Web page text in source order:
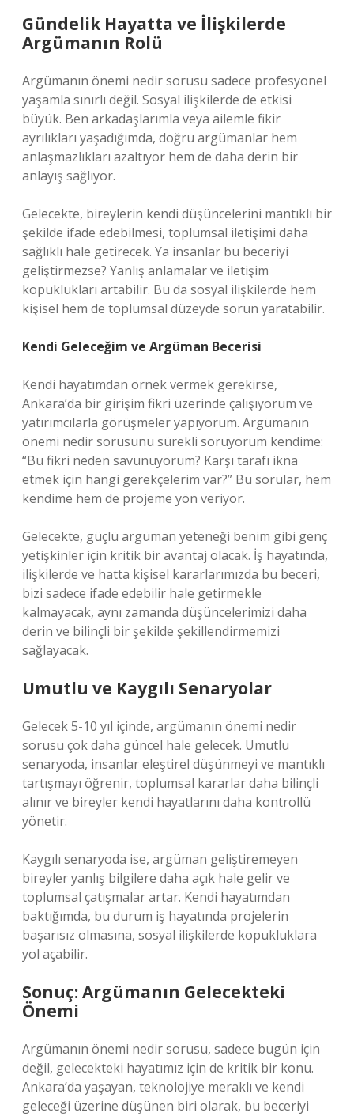
Gündelik Hayatta ve İlişkilerde
Argümanın Rolü
Argümanın önemi nedir sorusu sadece profesyonel
yaşamla sınırlı değil. Sosyal ilişkilerde de etkisi
büyük. Ben arkadaşlarımla veya ailemle fikir
ayrılıkları yaşadığımda, doğru argümanlar hem
anlaşmazlıkları azaltıyor hem de daha derin bir
anlayış sağlıyor.
Gelecekte, bireylerin kendi düşüncelerini mantıklı bir
şekilde ifade edebilmesi, toplumsal iletişimi daha
sağlıklı hale getirecek. Ya insanlar bu beceriyi
geliştirmezse? Yanlış anlamalar ve iletişim
kopuklukları artabilir. Bu da sosyal ilişkilerde hem
kişisel hem de toplumsal düzeyde sorun yaratabilir.
Kendi Geleceğim ve Argüman Becerisi
Kendi hayatımdan örnek vermek gerekirse,
Ankara’da bir girişim fikri üzerinde çalışıyorum ve
yatırımcılarla görüşmeler yapıyorum. Argümanın
önemi nedir sorusunu sürekli soruyorum kendime:
“Bu fikri neden savunuyorum? Karşı tarafı ikna
etmek için hangi gerekçelerim var?” Bu sorular, hem
kendime hem de projeme yön veriyor.
Gelecekte, güçlü argüman yeteneği benim gibi genç
yetişkinler için kritik bir avantaj olacak. İş hayatında,
ilişkilerde ve hatta kişisel kararlarımızda bu beceri,
bizi sadece ifade edebilir hale getirmekle
kalmayacak, aynı zamanda düşüncelerimizi daha
derin ve bilinçli bir şekilde şekillendirmemizi
sağlayacak.
Umutlu ve Kaygılı Senaryolar
Gelecek 5-10 yıl içinde, argümanın önemi nedir
sorusu çok daha güncel hale gelecek. Umutlu
senaryoda, insanlar eleştirel düşünmeyi ve mantıklı
tartışmayı öğrenir, toplumsal kararlar daha bilinçli
alınır ve bireyler kendi hayatlarını daha kontrollü
yönetir.
Kaygılı senaryoda ise, argüman geliştiremeyen
bireyler yanlış bilgilere daha açık hale gelir ve
toplumsal çatışmalar artar. Kendi hayatımdan
baktığımda, bu durum iş hayatında projelerin
başarısız olmasına, sosyal ilişkilerde kopukluklara
yol açabilir.
Sonuç: Argümanın Gelecekteki
Önemi
Argümanın önemi nedir sorusu, sadece bugün için
değil, gelecekteki hayatımız için de kritik bir konu.
Ankara’da yaşayan, teknolojiye meraklı ve kendi
geleceği üzerine düşünen biri olarak, bu beceriyi